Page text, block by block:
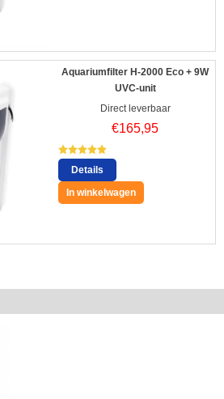
Aquariumfilter H-2000 Eco + 9W
UVC-unit
Direct leverbaar
€165,95
Details
In winkelwagen